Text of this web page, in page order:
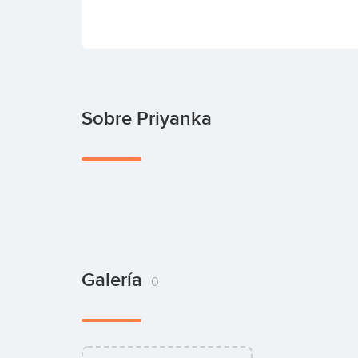
Sobre Priyanka
Galería 0